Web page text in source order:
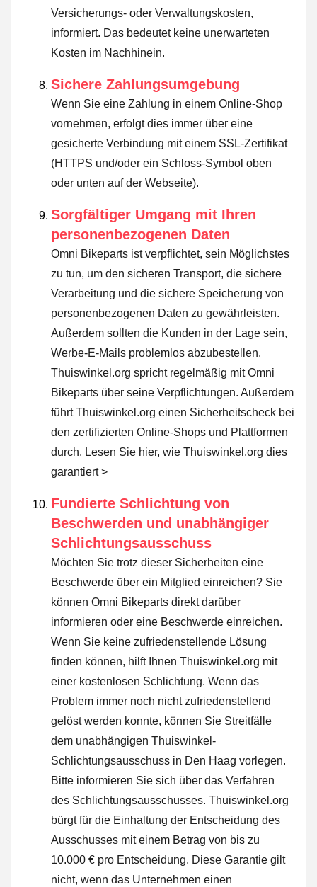
Versicherungs- oder Verwaltungskosten,
informiert. Das bedeutet keine unerwarteten
Kosten im Nachhinein.
Sichere Zahlungsumgebung
Wenn Sie eine Zahlung in einem Online-Shop
vornehmen, erfolgt dies immer über eine
gesicherte Verbindung mit einem SSL-Zertifikat
(HTTPS und/oder ein Schloss-Symbol oben
oder unten auf der Webseite).
Sorgfältiger Umgang mit Ihren
personenbezogenen Daten
Omni Bikeparts ist verpflichtet, sein Möglichstes
zu tun, um den sicheren Transport, die sichere
Verarbeitung und die sichere Speicherung von
personenbezogenen Daten zu gewährleisten.
Außerdem sollten die Kunden in der Lage sein,
Werbe-E-Mails problemlos abzubestellen.
Thuiswinkel.org spricht regelmäßig mit Omni
Bikeparts über seine Verpflichtungen. Außerdem
führt Thuiswinkel.org einen Sicherheitscheck bei
den zertifizierten Online-Shops und Plattformen
durch. Lesen Sie hier, wie Thuiswinkel.org dies
garantiert >
Fundierte Schlichtung von
Beschwerden und unabhängiger
Schlichtungsausschuss
Möchten Sie trotz dieser Sicherheiten eine
Beschwerde über ein Mitglied einreichen? Sie
können Omni Bikeparts direkt darüber
informieren oder eine Beschwerde einreichen.
Wenn Sie keine zufriedenstellende Lösung
finden können, hilft Ihnen Thuiswinkel.org mit
einer kostenlosen Schlichtung. Wenn das
Problem immer noch nicht zufriedenstellend
gelöst werden konnte, können Sie Streitfälle
dem unabhängigen Thuiswinkel-
Schlichtungsausschuss in Den Haag vorlegen.
Bitte informieren Sie sich über das Verfahren
des Schlichtungsausschusses. Thuiswinkel.org
bürgt für die Einhaltung der Entscheidung des
Ausschusses mit einem Betrag von bis zu
10.000 € pro Entscheidung. Diese Garantie gilt
nicht, wenn das Unternehmen einen